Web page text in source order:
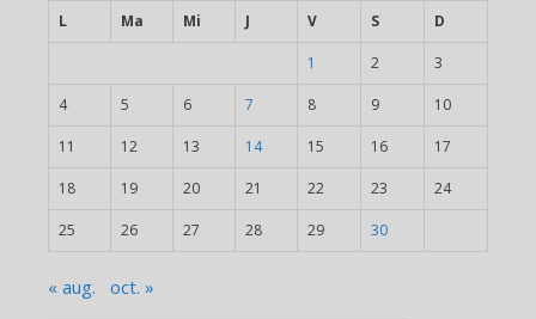
L
Ma Mi J V S D
1 2 3
4 5 6 7 8 9 10
11 12 13 14 15 16 17
18 19 20 21 22 23 24
25 26 27 28 29 30
« aug. oct. »